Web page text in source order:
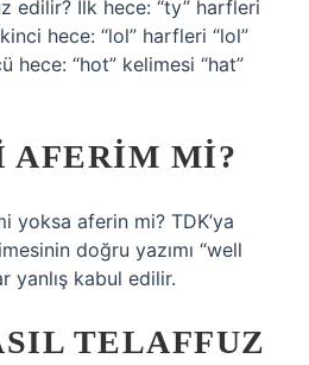
edilir? İlk hece: “ty” harfleri
hece: “lol” harfleri “lol”
hece: “hot” kelimesi “hat”
AFERIM MI?
yoksa aferin mi? TDK’ya
doğru yazımı “well
yanlış kabul edilir.
TELAFFUZ